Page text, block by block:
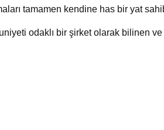
tamamen kendine has bir yat
odaklı bir şirket olarak bilinen